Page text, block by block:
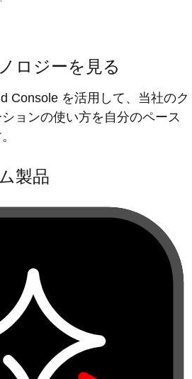
ロジーを見る
Console を活用して、当社のク
ョンの使い方を自分のペース
製品